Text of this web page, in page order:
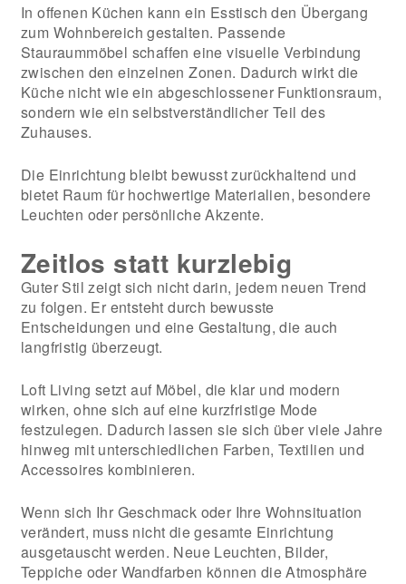
In offenen Küchen kann ein Esstisch den Übergang
zum Wohnbereich gestalten. Passende
Stauraummöbel schaffen eine visuelle Verbindung
zwischen den einzelnen Zonen. Dadurch wirkt die
Küche nicht wie ein abgeschlossener Funktionsraum,
sondern wie ein selbstverständlicher Teil des
Zuhauses.
Die Einrichtung bleibt bewusst zurückhaltend und
bietet Raum für hochwertige Materialien, besondere
Leuchten oder persönliche Akzente.
Zeitlos statt kurzlebig
Guter Stil zeigt sich nicht darin, jedem neuen Trend
zu folgen. Er entsteht durch bewusste
Entscheidungen und eine Gestaltung, die auch
langfristig überzeugt.
Loft Living setzt auf Möbel, die klar und modern
wirken, ohne sich auf eine kurzfristige Mode
festzulegen. Dadurch lassen sie sich über viele Jahre
hinweg mit unterschiedlichen Farben, Textilien und
Accessoires kombinieren.
Wenn sich Ihr Geschmack oder Ihre Wohnsituation
verändert, muss nicht die gesamte Einrichtung
ausgetauscht werden. Neue Leuchten, Bilder,
Teppiche oder Wandfarben können die Atmosphäre